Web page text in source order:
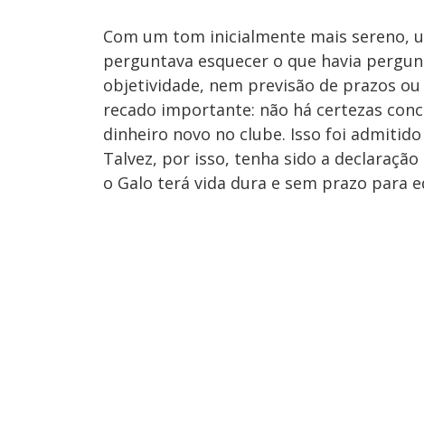
Com um tom inicialmente mais sereno,
perguntava esquecer o que havia
objetividade, nem previsão de prazos
recado importante: não há certezas
dinheiro novo no clube. Isso foi admitido
Talvez, por isso, tenha sido a
o Galo terá vida dura e sem prazo para